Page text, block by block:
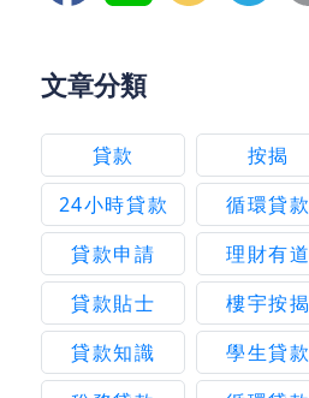
文章分類
貸款
按揭
24小時貸款
循環貸款
貸款申請
理財有道
貸款貼士
樓宇按揭
貸款知識
學生貸款